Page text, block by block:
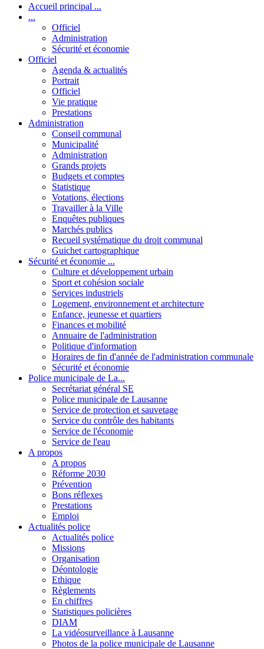
Accueil principal ...
...
Officiel
Administration
Sécurité et économie
Officiel
Agenda & actualités
Portrait
Officiel
Vie pratique
Prestations
Administration
Conseil communal
Municipalité
Administration
Grands projets
Budgets et comptes
Statistique
Votations, élections
Travailler à la Ville
Enquêtes publiques
Marchés publics
Recueil systématique du droit communal
Guichet cartographique
Sécurité et économie ...
Culture et développement urbain
Sport et cohésion sociale
Services industriels
Logement, environnement et architecture
Enfance, jeunesse et quartiers
Finances et mobilité
Annuaire de l'administration
Politique d'information
Horaires de fin d'année de l'administration communale
Sécurité et économie
Police municipale de La...
Secrétariat général SE
Police municipale de Lausanne
Service de protection et sauvetage
Service du contrôle des habitants
Service de l'économie
Service de l'eau
A propos
A propos
Réforme 2030
Prévention
Bons réflexes
Prestations
Emploi
Actualités police
Actualités police
Missions
Organisation
Déontologie
Ethique
Règlements
En chiffres
Statistiques policières
DIAM
La vidéosurveillance à Lausanne
Photos de la police municipale de Lausanne